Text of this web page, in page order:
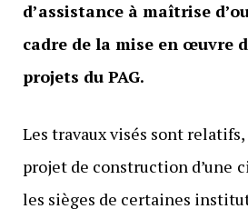
d’assistance à maîtrise
cadre de la mise en œuvre
projets du PAG.
Les travaux visés sont relatifs,
projet de construction d’une
les sièges de certaines